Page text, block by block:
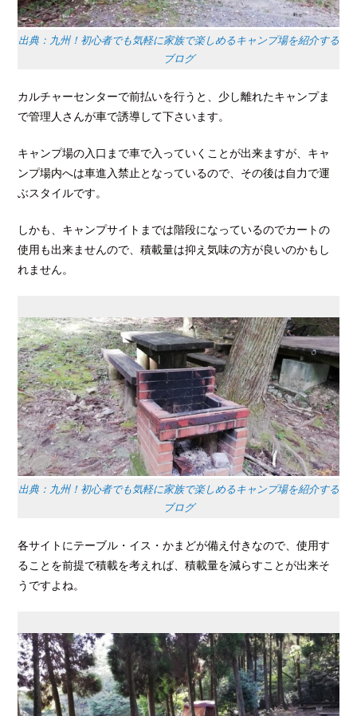
出典：九州！初心者でも気軽に家族で楽しめるキャンプ場を紹介する
ブログ
カルチャーセンターで前払いを行うと、少し離れたキャンプま
で管理人さんが車で誘導して下さいます。
キャンプ場の入口まで車で入っていくことが出来ますが、キャ
ンプ場内へは車進入禁止となっているので、その後は自力で運
ぶスタイルです。
しかも、キャンプサイトまでは階段になっているのでカートの
使用も出来ませんので、積載量は抑え気味の方が良いのかもし
れません。
出典：九州！初心者でも気軽に家族で楽しめるキャンプ場を紹介する
ブログ
各サイトにテーブル・イス・かまどが備え付きなので、使用す
ることを前提で積載を考えれば、積載量を減らすことが出来そ
うですよね。